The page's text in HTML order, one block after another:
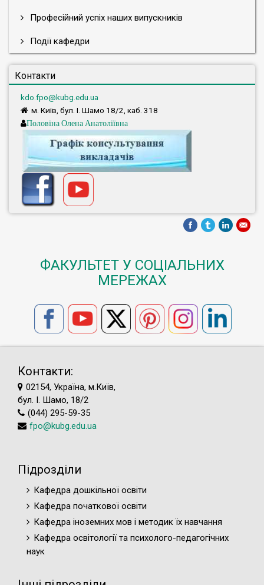
Професійний успіх наших випускників
Події кафедри
Контакти
kdo.fpo@kubg.edu.ua
м. Київ, бул. І. Шамо 18/2, каб. 318
Половіна Олена Анатоліївна
ФАКУЛЬТЕТ У СОЦІАЛЬНИХ
МЕРЕЖАХ
Контакти:
02154, Україна, м.Київ,
бул. І. Шамо, 18/2
(044) 295-59-35
fpo@kubg.edu.ua
Підрозділи
Кафедра дошкільної освіти
Кафедра початкової освіти
Кафедра іноземних мов і методик їх навчання
Кафедра освітології та психолого-педагогічних
наук